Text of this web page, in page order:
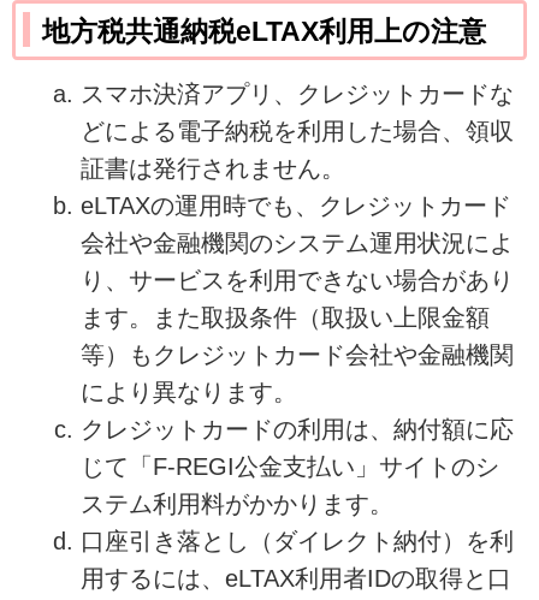
地方税共通納税eLTAX利用上の注意
スマホ決済アプリ、クレジットカードな
どによる電子納税を利用した場合、領収
証書は発行されません。
eLTAXの運用時でも、クレジットカード
会社や金融機関のシステム運用状況によ
り、サービスを利用できない場合があり
ます。また取扱条件（取扱い上限金額
等）もクレジットカード会社や金融機関
により異なります。
クレジットカードの利用は、納付額に応
じて「F-REGI公金支払い」サイトのシ
ステム利用料がかかります。
口座引き落とし（ダイレクト納付）を利
用するには、eLTAX利用者IDの取得と口